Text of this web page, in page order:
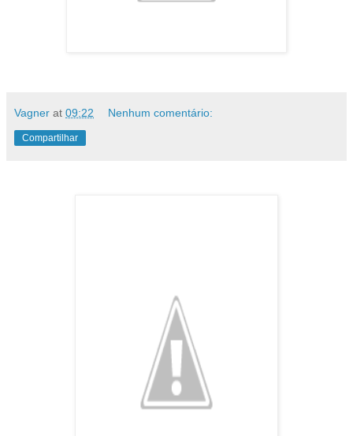
Vagner at 09:22 Nenhum comentário:
Compartilhar